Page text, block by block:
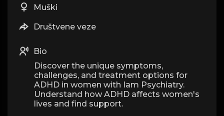
Muški
Društvene veze
Bio
Discover the unique symptoms,
challenges, and treatment options for
ADHD in women with Iam Psychiatry.
Understand how ADHD affects women's
lives and find support.